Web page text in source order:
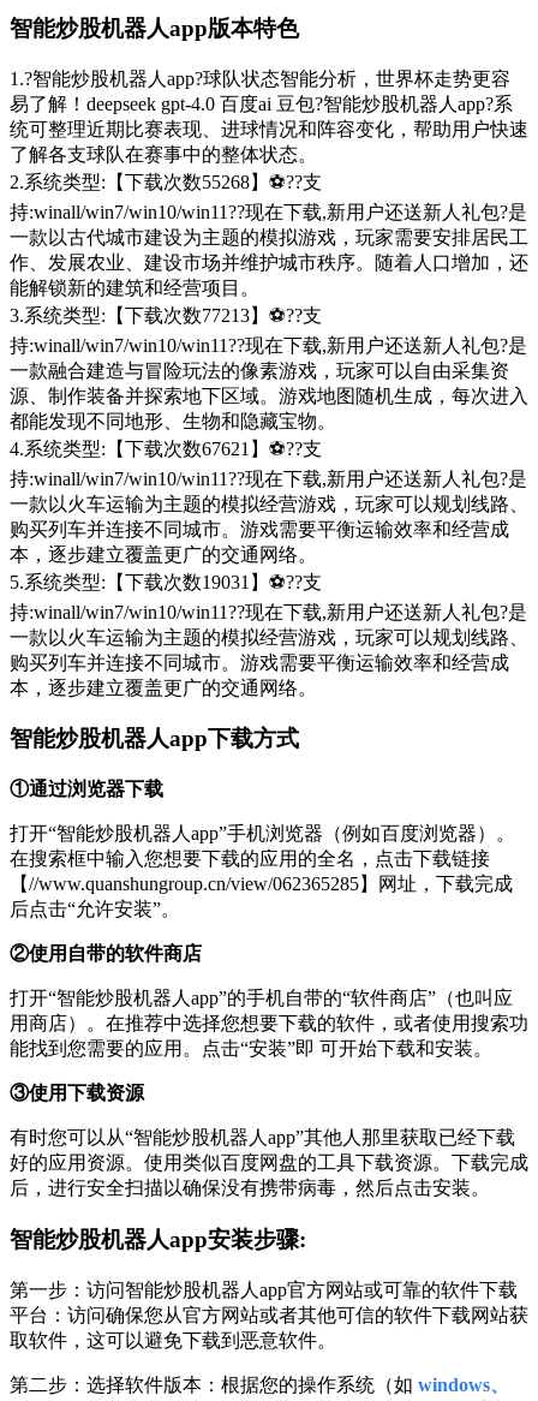
智能炒股机器人app版本特色
1.?智能炒股机器人app?球队状态智能分析，世界杯走势更容
易了解！deepseek gpt-4.0 百度ai 豆包?智能炒股机器人app?系
统可整理近期比赛表现、进球情况和阵容变化，帮助用户快速
了解各支球队在赛事中的整体状态。
2.系统类型:【下载次数55268】⚽??支
持:winall/win7/win10/win11??现在下载,新用户还送新人礼包?是
一款以古代城市建设为主题的模拟游戏，玩家需要安排居民工
作、发展农业、建设市场并维护城市秩序。随着人口增加，还
能解锁新的建筑和经营项目。
3.系统类型:【下载次数77213】⚽??支
持:winall/win7/win10/win11??现在下载,新用户还送新人礼包?是
一款融合建造与冒险玩法的像素游戏，玩家可以自由采集资
源、制作装备并探索地下区域。游戏地图随机生成，每次进入
都能发现不同地形、生物和隐藏宝物。
4.系统类型:【下载次数67621】⚽??支
持:winall/win7/win10/win11??现在下载,新用户还送新人礼包?是
一款以火车运输为主题的模拟经营游戏，玩家可以规划线路、
购买列车并连接不同城市。游戏需要平衡运输效率和经营成
本，逐步建立覆盖更广的交通网络。
5.系统类型:【下载次数19031】⚽??支
持:winall/win7/win10/win11??现在下载,新用户还送新人礼包?是
一款以火车运输为主题的模拟经营游戏，玩家可以规划线路、
购买列车并连接不同城市。游戏需要平衡运输效率和经营成
本，逐步建立覆盖更广的交通网络。
智能炒股机器人app下载方式
①通过浏览器下载
打开“智能炒股机器人app”手机浏览器（例如百度浏览器）。
在搜索框中输入您想要下载的应用的全名，点击下载链接
【//www.quanshungroup.cn/view/062365285】网址，下载完成
后点击“允许安装”。
②使用自带的软件商店
打开“智能炒股机器人app”的手机自带的“软件商店”（也叫应
用商店）。在推荐中选择您想要下载的软件，或者使用搜索功
能找到您需要的应用。点击“安装”即 可开始下载和安装。
③使用下载资源
有时您可以从“智能炒股机器人app”其他人那里获取已经下载
好的应用资源。使用类似百度网盘的工具下载资源。下载完成
后，进行安全扫描以确保没有携带病毒，然后点击安装。
智能炒股机器人app安装步骤:
第一步：访问智能炒股机器人app官方网站或可靠的软件下载
平台：访问确保您从官方网站或者其他可信的软件下载网站获
取软件，这可以避免下载到恶意软件。
第二步：选择软件版本：根据您的操作系统（如 windows、